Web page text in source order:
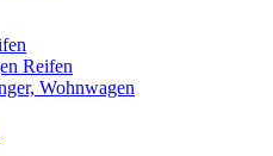
Reifen
Wohnwagen